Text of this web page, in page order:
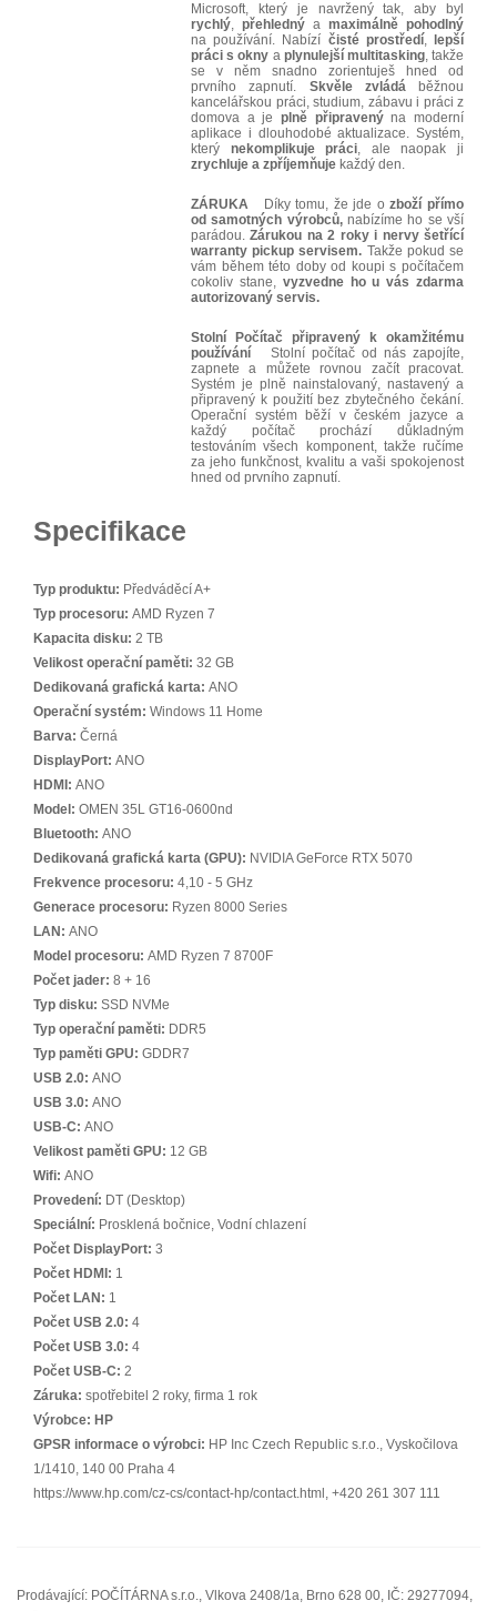
Microsoft, který je navržený tak, aby byl
rychlý, přehledný a maximálně pohodlný
na používání. Nabízí čisté prostředí,
lepší
práci s okny a plynulejší multitasking, takže
se v něm snadno zorientuješ hned od
prvního zapnutí. Skvěle zvládáběžnou
kancelářskou práci, studium, zábavu i práci z
domova a je plně připravenýna moderní
aplikace i dlouhodobé aktualizace. Systém,
který nekomplikuje práci, ale naopak ji
zrychluje a zpříjemňuje každý den.
ZÁRUKA Díky tomu, že jde ozboží přímo
od samotných výrobců,nabízíme ho se vší
parádou.Zárukou na 2 roky i nervy šetřící
warranty pickup servisem. Takže pokud se
vám během této doby od koupi s počítačem
cokoliv stane, vyzvedne ho u vás zdarma
autorizovaný servis.
Stolní Počítač připravený k okamžitému
používání Stolní počítač od nás zapojíte,
zapnete a můžete rovnou začít pracovat.
Systém je plně nainstalovaný, nastavený a
připravený k použití bez zbytečného čekání.
Operační systém běží v českém jazyce a
každý počítač prochází důkladným
testováním všech komponent, takže ručíme
za jeho funkčnost, kvalitu a vaši spokojenost
hned od prvního zapnutí.
Specifikace
Typ produktu: Předváděcí A+
Typ procesoru: AMD Ryzen 7
Kapacita disku: 2 TB
Velikost operační paměti: 32 GB
Dedikovaná grafická karta: ANO
Operační systém: Windows 11 Home
Barva: Černá
DisplayPort: ANO
HDMI: ANO
Model: OMEN 35L GT16-0600nd
Bluetooth: ANO
Dedikovaná grafická karta (GPU): NVIDIA GeForce RTX 5070
Frekvence procesoru: 4,10 - 5 GHz
Generace procesoru: Ryzen 8000 Series
LAN: ANO
Model procesoru: AMD Ryzen 7 8700F
Počet jader: 8 + 16
Typ disku: SSD NVMe
Typ operační paměti: DDR5
Typ paměti GPU: GDDR7
USB 2.0: ANO
USB 3.0: ANO
USB-C: ANO
Velikost paměti GPU: 12 GB
Wifi: ANO
Provedení: DT (Desktop)
Speciální: Prosklená bočnice, Vodní chlazení
Počet DisplayPort: 3
Počet HDMI: 1
Počet LAN: 1
Počet USB 2.0: 4
Počet USB 3.0: 4
Počet USB-C: 2
Záruka: spotřebitel 2 roky, firma 1 rok
Výrobce: HP
GPSR informace o výrobci: HP Inc Czech Republic s.r.o., Vyskočilova
1/1410, 140 00 Praha 4
https://www.hp.com/cz-cs/contact-hp/contact.html, +420 261 307 111
Prodávající: POČÍTÁRNA s.r.o., Vlkova 2408/1a, Brno 628 00, IČ: 29277094,